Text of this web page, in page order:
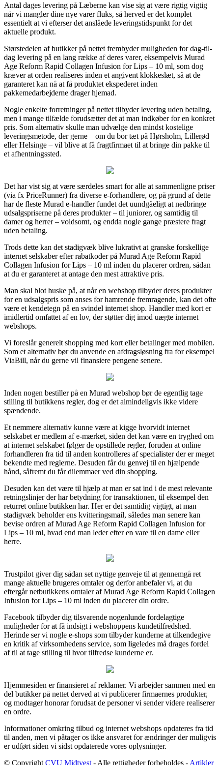
Antal dages levering på Læberne kan vise sig at være rigtig vigtig
når vi mangler dine nye varer fluks, så herved er det komplet
essentielt at vi efterser det anslåede leveringstidspunkt for det
aktuelle produkt.
Størstedelen af butikker på nettet frembyder muligheden for dag-til-
dag levering på en lang række af deres varer, eksempelvis Murad
Age Reform Rapid Collagen Infusion for Lips – 10 ml, som dog
kræver at orden realiseres inden et angivent klokkeslæt, så at de
garanteret kan nå at få produktet ekspederet inden
pakkemedarbejderne drager hjemad.
Nogle enkelte forretninger på nettet tilbyder levering uden betaling,
men i mange tilfælde forudsætter det at man indkøber for en konkret
pris. Som alternativ skulle man udvælge den mindst kostelige
leveringsmetode, der gerne – om du bor tæt på Hørsholm, Lillerød
eller Helsinge – vil blive at få fragtfirmaet til at bringe din pakke til
et afhentningssted.
Det har vist sig at være særdeles smart for alle at sammenligne priser
(via fx PriceRunner) fra diverse e-forhandlere, og på grund af dette
har de fleste Murad e-handler fundet det uundgåeligt at nedbringe
udsalgspriserne på deres produkter – til juniorer, og samtidig til
damer og herrer – voldsomt, og endda nogle gange præstere fragt
uden betaling.
Trods dette kan det stadigvæk blive lukrativt at granske forskellige
internet selskaber efter rabatkoder på Murad Age Reform Rapid
Collagen Infusion for Lips – 10 ml inden du placerer ordren, sådan
at du er garanteret at antage den mest attraktive pris.
Man skal blot huske på, at når en webshop tilbyder deres produkter
for en udsalgspris som anses for hamrende fremragende, kan det ofte
være et kendetegn på en svindel internet shop. Handler med kort er
imidlertid omfattet af en lov, der støtter dig imod uægte internet
webshops.
Vi foreslår generelt shopping med kort eller betalinger med mobilen.
Som et alternativ bør du anvende en afdragsløsning fra for eksempel
ViaBill, når du gerne vil finansiere pengene senere.
Inden nogen bestiller på en Murad webshop bør de egentlig tage
stilling til butikkens regler, dog er det almindeligvis ikke videre
spændende.
Et nemmere alternativ kunne være at kigge hvorvidt internet
selskabet er medlem af e-mærket, siden det kan være en tryghed om
at internet selskabet følger de opstillede regler, foruden at online
forhandleren fra tid til anden kontrolleres af specialister der er meget
bekendte med reglerne. Desuden får du genvej til en hjælpende
hånd, såfremt du får dilemmaer ved din shopping.
Desuden kan det være til hjælp at man er sat ind i de mest relevante
retningslinjer der har betydning for transaktionen, til eksempel den
returret online butikken har. Her er det samtidig vigtigt, at man
stadigvæk beholder ens kvitteringsmail, således man senere kan
bevise ordren af Murad Age Reform Rapid Collagen Infusion for
Lips – 10 ml, hvad end man leder efter en vare til en dame eller
herre.
Trustpilot giver dig sådan set nyttige genveje til at gennemgå ret
mange aktuelle brugeres omtaler og derfor anbefaler vi, at du
eftergår netbutikkens omtaler af Murad Age Reform Rapid Collagen
Infusion for Lips – 10 ml inden du placerer din ordre.
Facebook tilbyder dig tilsvarende nogenlunde fordelagtige
muligheder for at få indsigt i webshoppens kundetilfredshed.
Herinde ser vi nogle e-shops som tilbyder kunderne at tilkendegive
en kritik af virksomhedens service, som ligeledes må drages fordel
af til at tage stilling til hvor tilfredse kunderne er.
Hjemmesiden er finansieret af reklamer. Vi arbejder sammen med en
del butikker på nettet derved at vi publicerer firmaernes produkter,
og modtager honorar forudsat de personer vi sender videre realiserer
en ordre.
Informationer omkring tilbud og internet webshops opdateres fra tid
til anden, men vi påtager os ikke ansvaret for ændringer der muligvis
er udført siden vi sidst opdaterede vores oplysninger.
© Copyright CVU Midtvest - Alle rettigheder forbeholdes - Artikler